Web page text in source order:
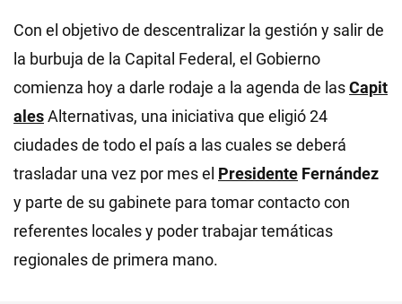
Con el objetivo de descentralizar la gestión y salir de
la burbuja de la Capital Federal, el Gobierno
comienza hoy a darle rodaje a la agenda de lasCapit
alesAlternativas, una iniciativa que eligió 24
ciudades de todo el país a las cuales se deberá
trasladar una vez por mes el Presidente Fernández
y parte de su gabinete para tomar contacto con
referentes locales y poder trabajar temáticas
regionales de primera mano.